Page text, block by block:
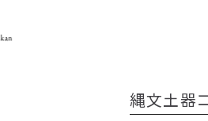
縄文土器